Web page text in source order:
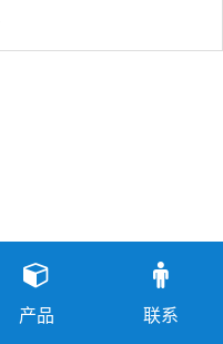
产品 联系